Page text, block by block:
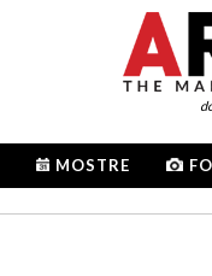
MOSTRE